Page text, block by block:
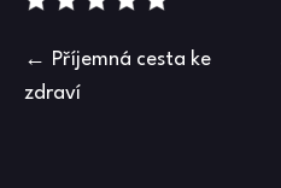
Navigace
pro
Příjemná cesta ke
zdraví